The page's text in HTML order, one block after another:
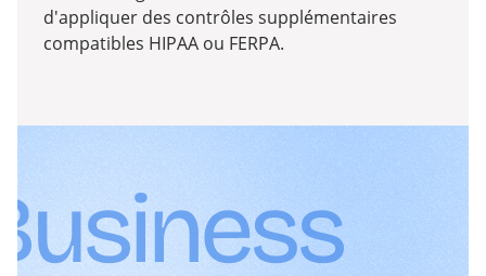
d'appliquer des contrôles supplémentaires
compatibles HIPAA ou FERPA.